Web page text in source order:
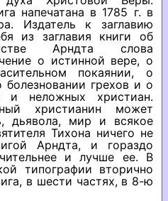
напечатана в 1785 г. в
Издатель к заглавию
из заглавия книги об
Арндта слова
о истинной вере, о
покаянии, о
грехов и о
и неложных христиан.
христианин может
дьявола, мир и всякое
Тихона ничего не
Арндта, и гораздо
и лучше ее. В
типографии вторично
в шести частях, в 8-ю